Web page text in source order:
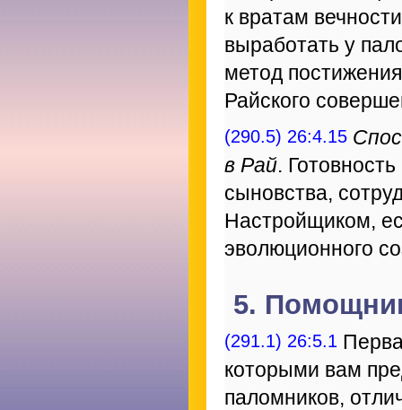
к вратам
выработать у
метод
Райского
(290.5) 26:4.15
в Рай.
сыновства,
Настройщиком,
эволюционного
5.
(291.1) 26:5.1
которыми вам
паломников,